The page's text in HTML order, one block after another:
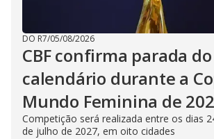
DO R7/05/08/2026
CBF confirma parada do
calendário durante a
Mundo Feminina de
Competição será realizada entre os dias
de julho de 2027, em oito cidades